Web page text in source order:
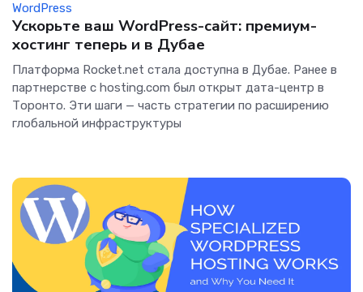
WordPress
Ускорьте ваш WordPress-сайт: премиум-
хостинг теперь и в Дубае
Платформа Rocket.net стала доступна в Дубае. Ранее в
партнерстве с hosting.com был открыт дата-центр в
Торонто. Эти шаги — часть стратегии по расширению
глобальной инфраструктуры